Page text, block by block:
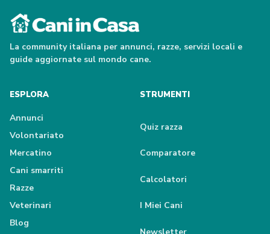
La community italiana per annunci, razze, servizi locali e
guide aggiornate sul mondo cane.
ESPLORA
Annunci
Volontariato
Mercatino
Cani smarriti
Razze
Veterinari
Blog
STRUMENTI
Quiz razza
Comparatore
Calcolatori
I Miei Cani